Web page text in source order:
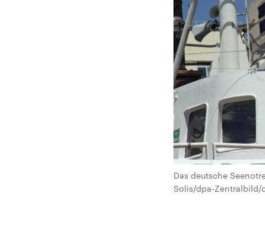
Das deutsche
Solis/dpa-Zentralbild/